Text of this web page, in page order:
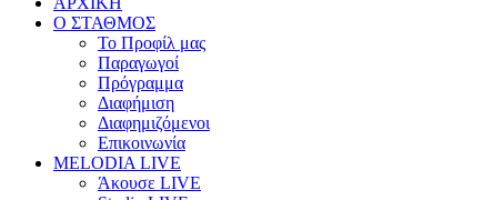
Ο ΣΤΑΘΜΟΣ
Το Προφίλ μας
Παραγωγοί
Πρόγραμμα
Διαφήμιση
Διαφημιζόμενοι
Επικοινωνία
MELODIA LIVE
Άκουσε LIVE